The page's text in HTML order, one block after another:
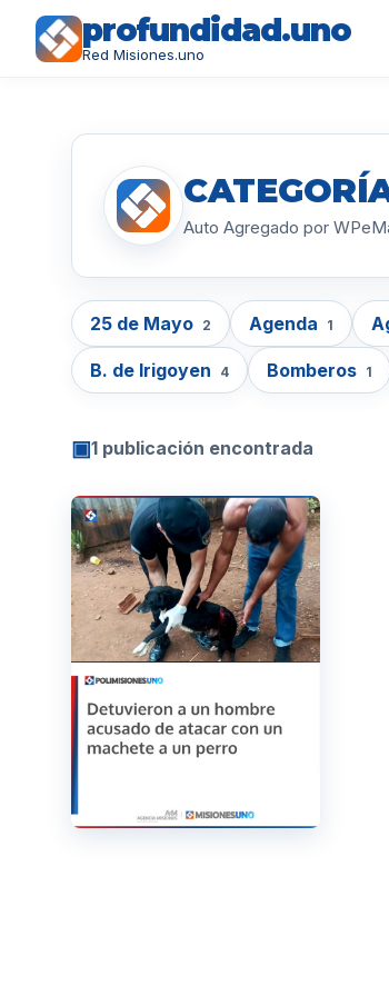
profundidad.uno
Red Misiones.uno
Auto Agregado por
25 de Mayo 2 Agenda 1
B. de Irigoyen 4 Bomberos 1
▣1 publicación encontrada